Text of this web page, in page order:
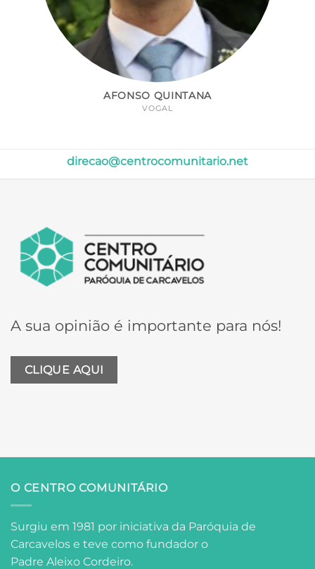
AFONSO QUINTANA
VOGAL
direcao@centrocomunitario.net
A sua opinião é importante para nós!
CLIQUE AQUI
O CENTRO COMUNITÁRIO
Surgiu em 1981 por iniciativa da Paróquia de
Carcavelos e teve como fundador o
Padre Aleixo Cordeiro.